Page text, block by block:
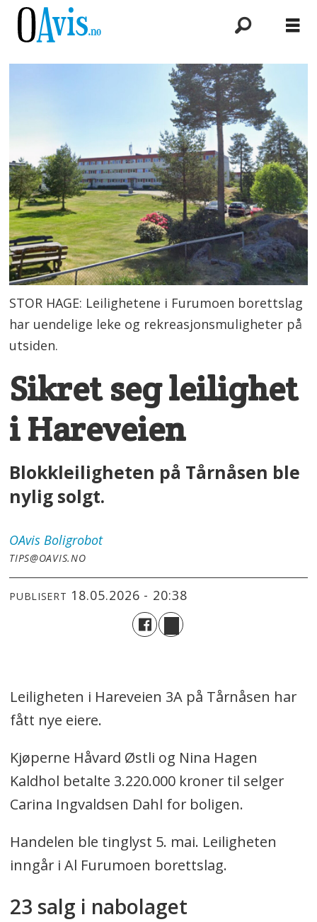
STOR HAGE: Leilighetene i Furumoen borettslag
har uendelige leke og rekreasjonsmuligheter på
utsiden.
Sikret seg leilighet
i Hareveien
Blokkleiligheten på Tårnåsen ble
nylig solgt.
OAvis Boligrobot
TIPS@OAVIS.NO
PUBLISERT 18.05.2026 - 20:38
Leiligheten i Hareveien 3A på Tårnåsen har
fått nye eiere.
Kjøperne Håvard Østli og Nina Hagen
Kaldhol betalte 3.220.000 kroner til selger
Carina Ingvaldsen Dahl for boligen.
Handelen ble tinglyst 5. mai. Leiligheten
inngår i Al Furumoen borettslag.
23 salg i nabolaget